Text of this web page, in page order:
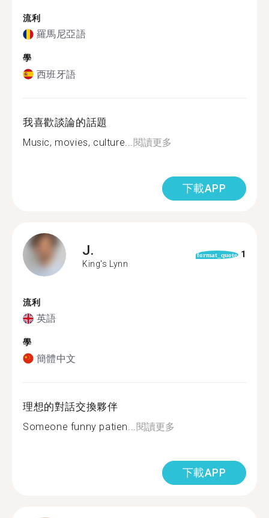
流利
羅馬尼亞語
學
西班牙語
我喜歡談論的話題
Music, movies, culture... 閱讀更多
下載APP
J.
King's Lynn
format_quote 1
流利
英語
學
簡體中文
理想的對話交換夥伴
Someone funny patien... 閱讀更多
下載APP